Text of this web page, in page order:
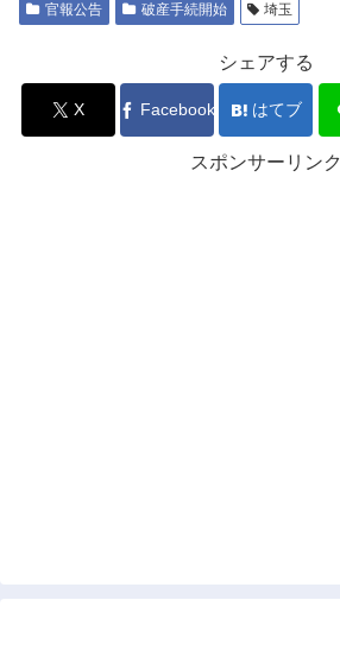
官報公告 破産手続開始 埼玉
シェアする
X Facebook はてブ
スポンサーリンク